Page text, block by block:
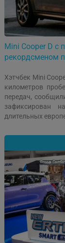
Mini Cooper D с
рекордсменом
Хэтчбек Mini
километров
передач,
зафиксирован
длительных